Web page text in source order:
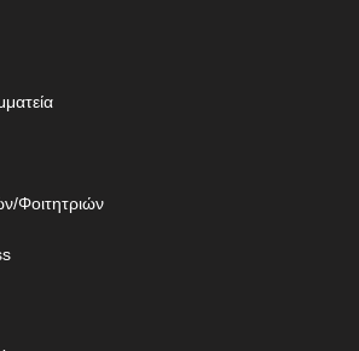
Φοιτητριών